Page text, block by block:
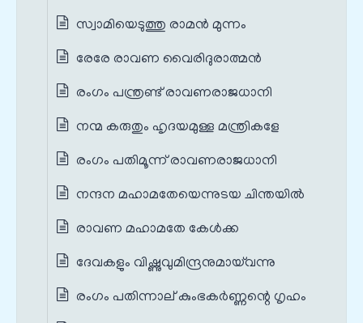
സ്വാമിയെടുത്തു രാമൻ മുന്നം
രേരേ രാവണ വൈരിദുരാത്മൻ
രംഗം പന്ത്രണ്ട് രാവണരാജധാനി
നന്മ കരുതും ഹൃദയമുള്ള മന്ത്രികളേ
രംഗം പതിമൂന്ന് രാവണരാജധാനി
നന്ദന മഹാമതേയെന്നുടയ ചിന്തയിൽ
രാവണ മഹാമതേ കേൾക്ക
ദേവകളും വിഷ്ണുവുമിന്ദ്രനുമായ്‌വന്നു
രംഗം പതിന്നാല് കുംഭകർണ്ണന്റെ ഗൃഹം